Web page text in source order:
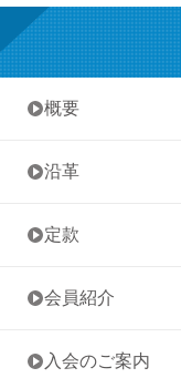
• 概要
• 沿革
• 定款
• 会員紹介
• 入会のご案内